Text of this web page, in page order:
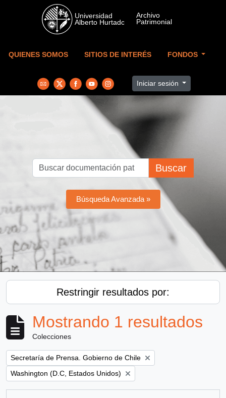
Skip to main content
QUIENES SOMOS SITIOS DE INTERÉS FONDOS
Iniciar sesión
Buscar
Búsqueda Avanzada »
Restringir resultados por:
Mostrando 1 resultados
Colecciones
Remove filter:
Secretaría de Prensa. Gobierno de Chile
Remove filter:
Washington (D.C, Estados Unidos)